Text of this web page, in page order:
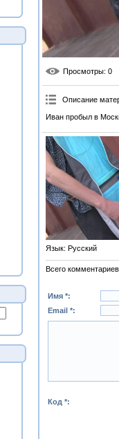
Просмотры: 0
Описание
Иван пробыл в
Язык: Русский
Всего комментариев
Имя *:
Email *:
Код *: